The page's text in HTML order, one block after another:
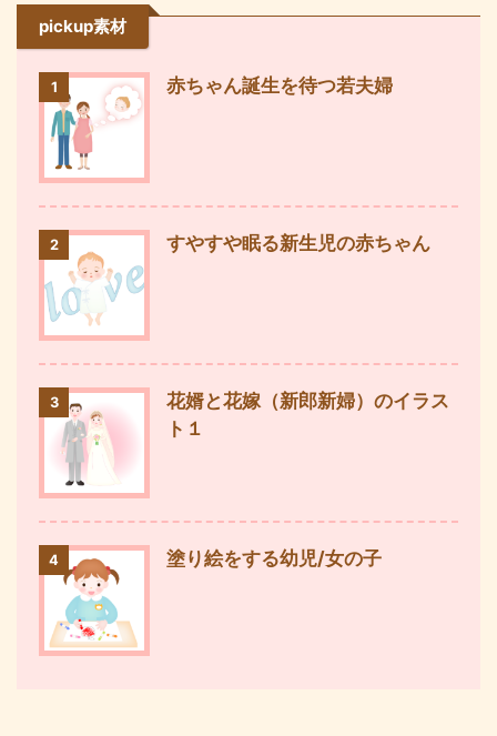
pickup素材
1 赤ちゃん誕生を待つ若夫婦
2 すやすや眠る新生児の赤ちゃん
3
花婿と花嫁（新郎新婦）のイラス
ト１
4 塗り絵をする幼児/女の子